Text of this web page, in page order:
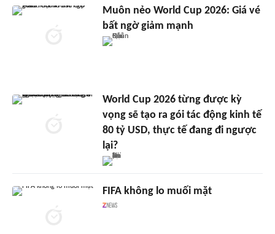
Muôn nẻo World Cup 2026: Giá vé
bất ngờ giảm mạnh
World Cup 2026 từng được kỳ
vọng sẽ tạo ra gói tác động kinh tế
80 tỷ USD, thực tế đang đi ngược
lại?
FIFA không lo muối mặt